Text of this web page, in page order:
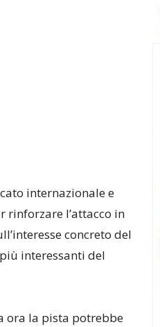
internazionale e
l’attacco in
concreto del
interessanti del
ora la pista potrebbe